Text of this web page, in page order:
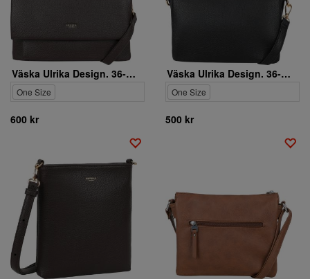
Väska Ulrika Design. 36-3628-9
One Size
600 kr
Väska Ulrika Design. 36-3627-1
One Size
500 kr